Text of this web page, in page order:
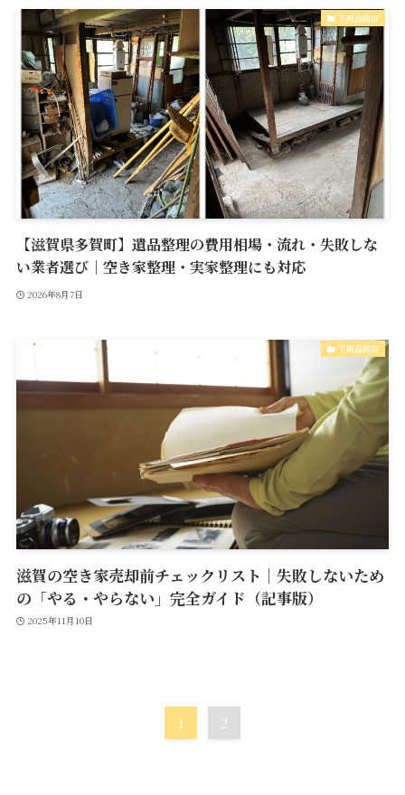
不用品回収
【滋賀県多賀町】遺品整理の費用相場・流れ・失敗しな
い業者選び｜空き家整理・実家整理にも対応
2026年8月7日
不用品回収
滋賀の空き家売却前チェックリスト｜失敗しないため
の「やる・やらない」完全ガイド（記事版）
2025年11月10日
1 2